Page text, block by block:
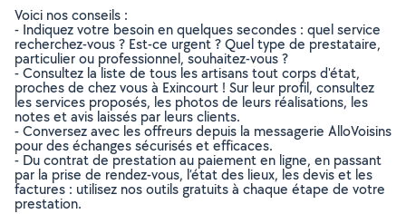
Voici nos conseils :
- Indiquez votre besoin en quelques secondes : quel service
recherchez-vous ? Est-ce urgent ? Quel type de prestataire,
particulier ou professionnel, souhaitez-vous ?
- Consultez la liste de tous les artisans tout corps d'état,
proches de chez vous à Exincourt ! Sur leur profil, consultez
les services proposés, les photos de leurs réalisations, les
notes et avis laissés par leurs clients.
- Conversez avec les offreurs depuis la messagerie AlloVoisins
pour des échanges sécurisés et efficaces.
- Du contrat de prestation au paiement en ligne, en passant
par la prise de rendez-vous, l’état des lieux, les devis et les
factures : utilisez nos outils gratuits à chaque étape de votre
prestation.